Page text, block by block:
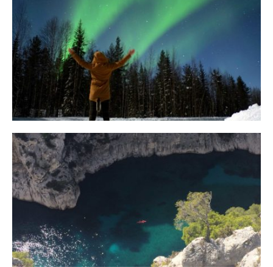
10 Tipps für eine erfolgreiche Jagd
auf Nordlichter
31. JANUAR 2018
Ein Campervan Roadtrip durch die